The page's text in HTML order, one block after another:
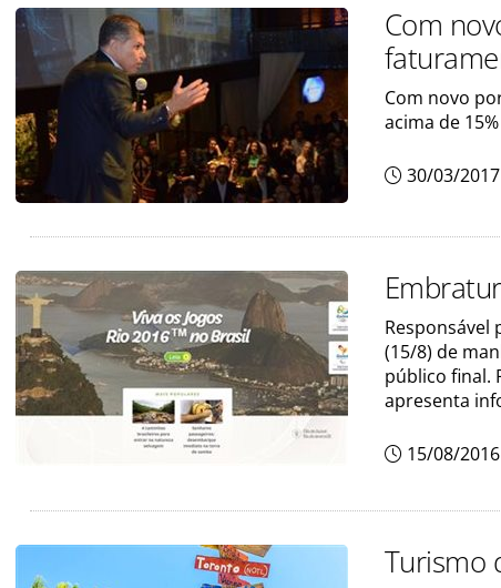
Com
Com novo
acima de 15%
30/03/
(15/8) de
público final.
apresenta
15/08/
Turismo